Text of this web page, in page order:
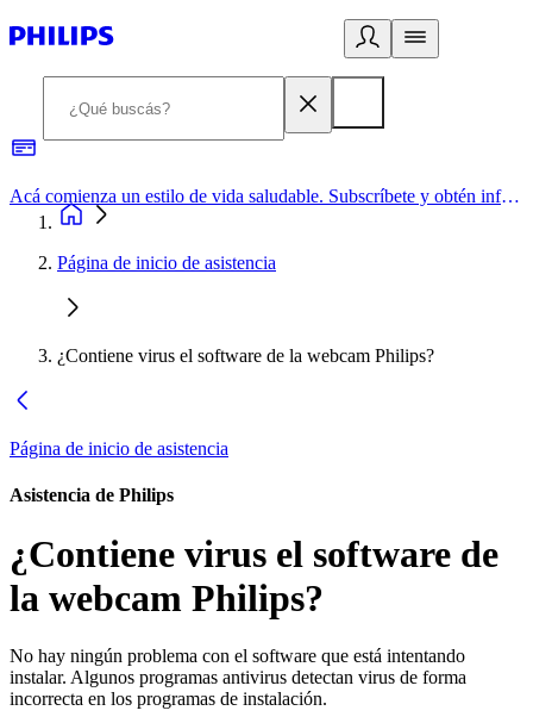
Acá comienza un estilo de vida saludable. Subscríbete y obtén información de primera mano
Página de inicio de asistencia
¿Contiene virus el software de la webcam Philips?
Página de inicio de asistencia
Asistencia de Philips
¿Contiene virus el software de
la webcam Philips?
No hay ningún problema con el software que está intentando
instalar. Algunos programas antivirus detectan virus de forma
incorrecta en los programas de instalación.